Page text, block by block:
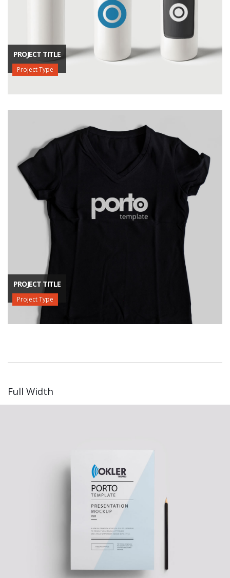
PROJECT TITLE
Project Type
PROJECT TITLE
Project Type
Full Width